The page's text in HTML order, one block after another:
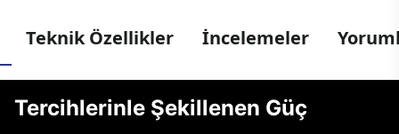
Teknik Özellikler İncelemeler
Tercihlerinle Şekillenen Güç